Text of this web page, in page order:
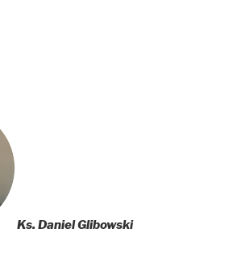
Ks. Daniel Glibowski